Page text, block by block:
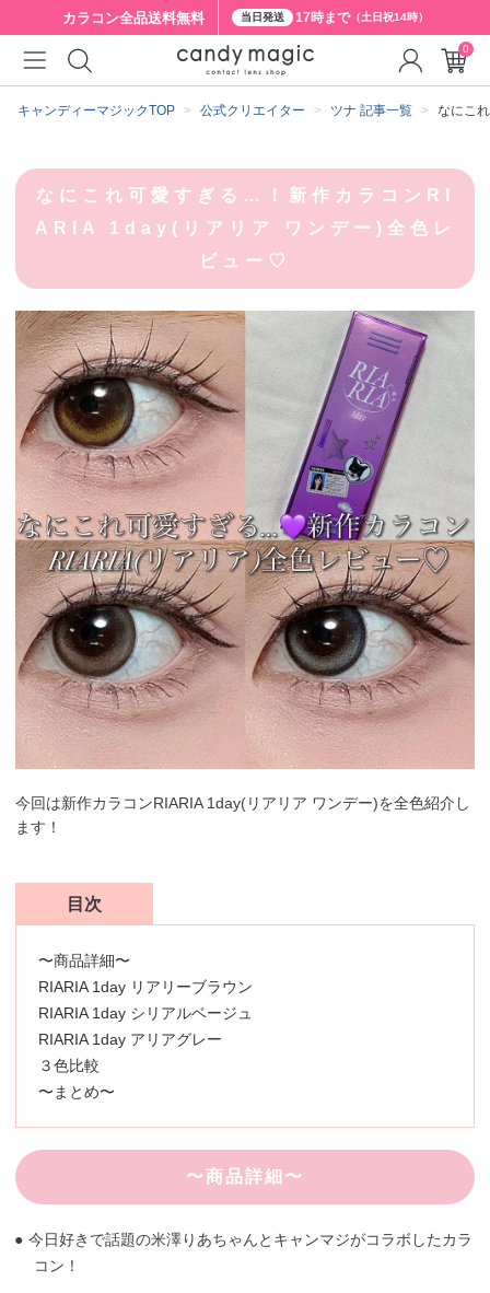
カラコン全品送料無料 当日発送 17時まで（土日祝14時）
キャンディーマジックTOP 公式クリエイター ツナ 記事一覧 なにこ
なにこれ可愛すぎる…！新作カラコンRI
ARIA 1day(リアリア ワンデー)全色レ
ビュー♡
今回は新作カラコンRIARIA 1day(リアリア ワンデー)を全色紹介し
ます！
目次
〜商品詳細〜
RIARIA 1day リアリーブラウン
RIARIA 1day シリアルベージュ
RIARIA 1day アリアグレー
３色比較
〜まとめ〜
〜商品詳細〜
今日好きで話題の米澤りあちゃんとキャンマジがコラボしたカラ
コン！
0